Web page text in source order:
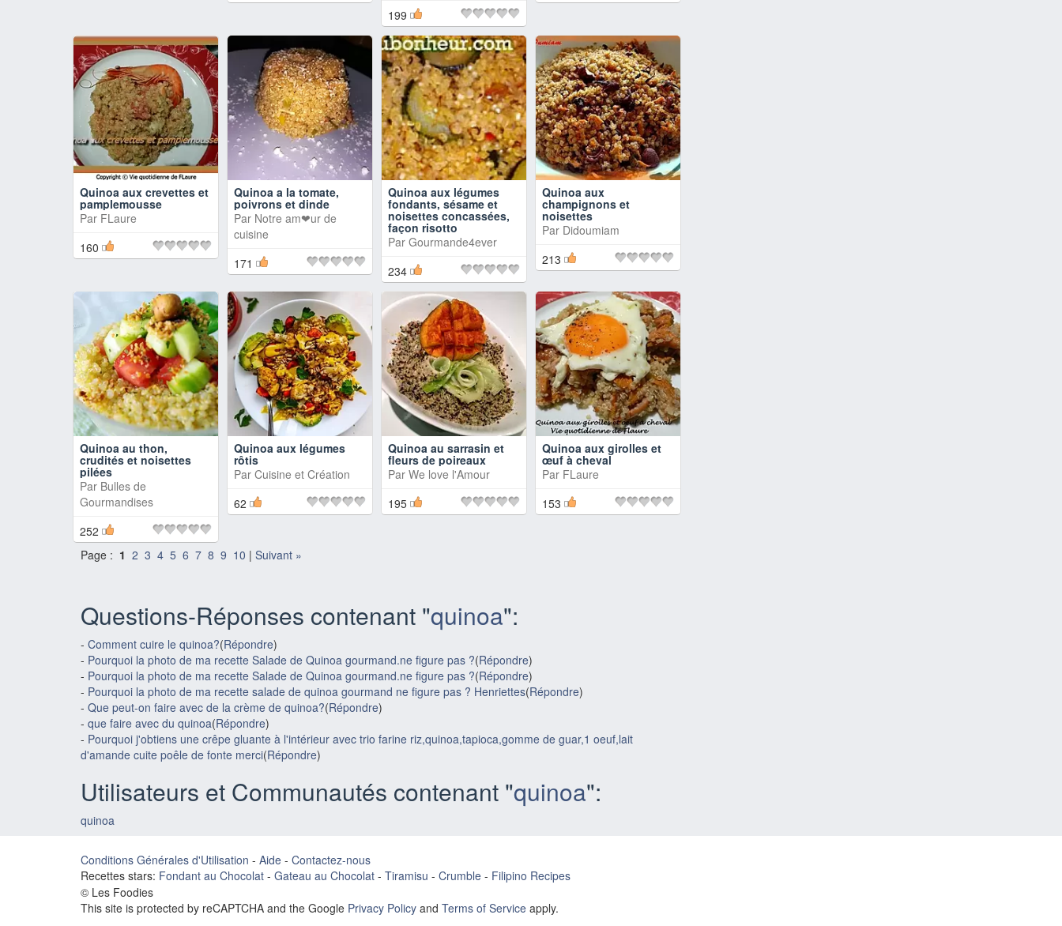
199
Quinoa aux crevettes et
pamplemousse
Par FLaure
160
Quinoa a la tomate,
poivrons et dinde
Par Notre am❤ur de
cuisine
171
Quinoa aux légumes
fondants, sésame et
noisettes concassées,
façon risotto
Par Gourmande4ever
234
Quinoa aux
champignons et
noisettes
Par Didoumiam
213
Quinoa au thon,
crudités et noisettes
pilées
Par Bulles de
Gourmandises
252
Quinoa aux légumes
rôtis
Par Cuisine et Création
62
Quinoa au sarrasin et
fleurs de poireaux
Par We love l'Amour
195
Quinoa aux girolles et
œuf à cheval
Par FLaure
153
Page : 1 2 3 4 5 6 7 8 9 10 | Suivant »
Questions-Réponses contenant "quinoa":
- Comment cuire le quinoa?(Répondre)
- Pourquoi la photo de ma recette Salade de Quinoa gourmand.ne figure pas ?(Répondre)
- Pourquoi la photo de ma recette Salade de Quinoa gourmand.ne figure pas ?(Répondre)
- Pourquoi la photo de ma recette salade de quinoa gourmand ne figure pas ? Henriettes(Répondre)
- Que peut-on faire avec de la crème de quinoa?(Répondre)
- que faire avec du quinoa(Répondre)
- Pourquoi j'obtiens une crêpe gluante à l'intérieur avec trio farine riz,quinoa,tapioca,gomme de guar,1 oeuf,lait
d'amande cuite poêle de fonte merci(Répondre)
Utilisateurs et Communautés contenant "quinoa":
quinoa
Conditions Générales d'Utilisation - Aide - Contactez-nous
Recettes stars: Fondant au Chocolat - Gateau au Chocolat - Tiramisu - Crumble - Filipino Recipes
© Les Foodies
This site is protected by reCAPTCHA and the Google Privacy Policy and Terms of Service apply.